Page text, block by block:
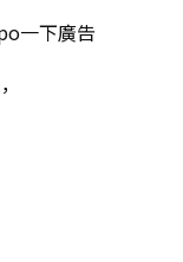
一下廣告